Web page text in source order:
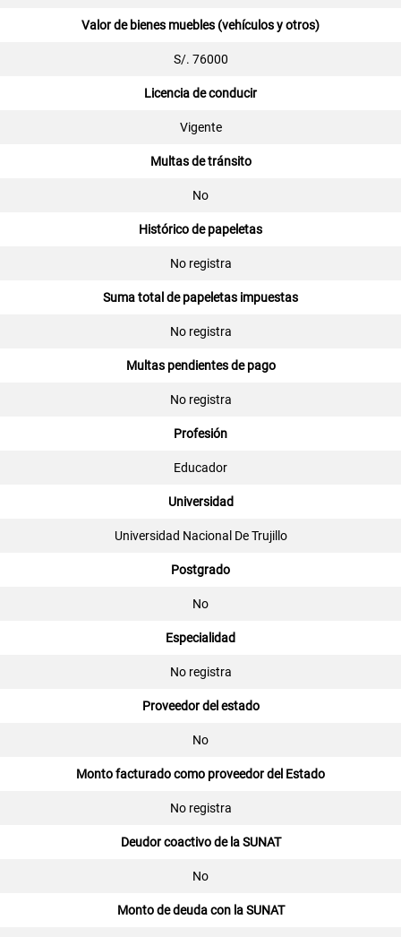
Valor de bienes muebles (vehículos y otros)
S/. 76000
Licencia de conducir
Vigente
Multas de tránsito
No
Histórico de papeletas
No registra
Suma total de papeletas impuestas
No registra
Multas pendientes de pago
No registra
Profesión
Educador
Universidad
Universidad Nacional De Trujillo
Postgrado
No
Especialidad
No registra
Proveedor del estado
No
Monto facturado como proveedor del Estado
No registra
Deudor coactivo de la SUNAT
No
Monto de deuda con la SUNAT